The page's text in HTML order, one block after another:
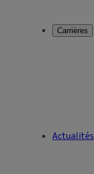
Carrières
Actualités